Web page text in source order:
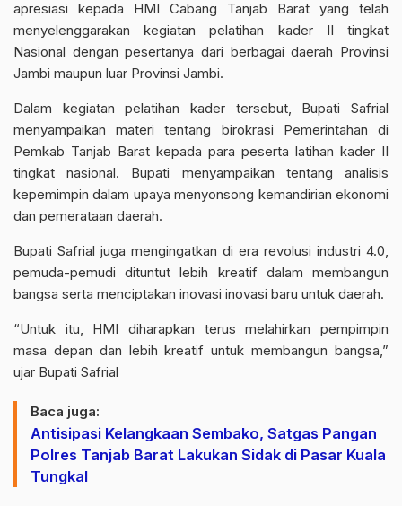
apresiasi kepada HMI Cabang Tanjab Barat yang telah
menyelenggarakan kegiatan pelatihan kader II tingkat
Nasional dengan pesertanya dari berbagai daerah Provinsi
Jambi maupun luar Provinsi Jambi.
Dalam kegiatan pelatihan kader tersebut, Bupati Safrial
menyampaikan materi tentang birokrasi Pemerintahan di
Pemkab Tanjab Barat kepada para peserta latihan kader II
tingkat nasional. Bupati menyampaikan tentang analisis
kepemimpin dalam upaya menyonsong kemandirian ekonomi
dan pemerataan daerah.
Bupati Safrial juga mengingatkan di era revolusi industri 4.0,
pemuda-pemudi dituntut lebih kreatif dalam membangun
bangsa serta menciptakan inovasi inovasi baru untuk daerah.
“Untuk itu, HMI diharapkan terus melahirkan pempimpin
masa depan dan lebih kreatif untuk membangun bangsa,”
ujar Bupati Safrial
Baca juga:
Antisipasi Kelangkaan Sembako, Satgas Pangan
Polres Tanjab Barat Lakukan Sidak di Pasar Kuala
Tungkal